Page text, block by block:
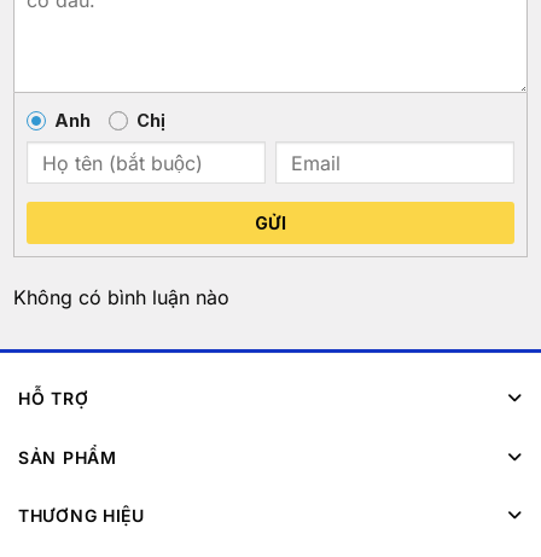
Anh Chị
GỬI
Không có bình luận nào
HỖ TRỢ
SẢN PHẨM
THƯƠNG HIỆU